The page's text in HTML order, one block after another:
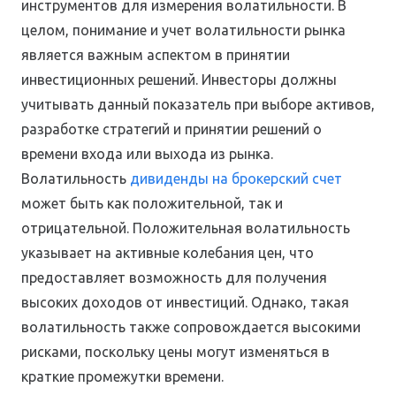
инструментов для измерения волатильности. В
целом, понимание и учет волатильности рынка
является важным аспектом в принятии
инвестиционных решений. Инвесторы должны
учитывать данный показатель при выборе активов,
разработке стратегий и принятии решений о
времени входа или выхода из рынка.
Волатильность дивиденды на брокерский счет
может быть как положительной, так и
отрицательной. Положительная волатильность
указывает на активные колебания цен, что
предоставляет возможность для получения
высоких доходов от инвестиций. Однако, такая
волатильность также сопровождается высокими
рисками, поскольку цены могут изменяться в
краткие промежутки времени.